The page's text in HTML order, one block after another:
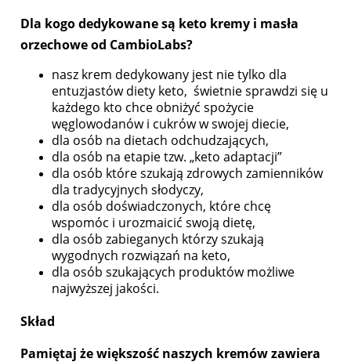
Dla kogo dedykowane są keto kremy i masła
orzechowe od CambioLabs?
nasz krem dedykowany jest nie tylko dla
entuzjastów diety keto, świetnie sprawdzi się u
każdego kto chce obniżyć spożycie
węglowodanów i cukrów w swojej diecie,
dla osób na dietach odchudzających,
dla osób na etapie tzw. „keto adaptacji”
dla osób które szukają zdrowych zamienników
dla tradycyjnych słodyczy,
dla osób doświadczonych, które chcę
wspomóc i urozmaicić swoją dietę,
dla osób zabieganych którzy szukają
wygodnych rozwiązań na keto,
dla osób szukających produktów możliwe
najwyższej jakości.
Skład
Pamiętaj że większość naszych kremów zawiera